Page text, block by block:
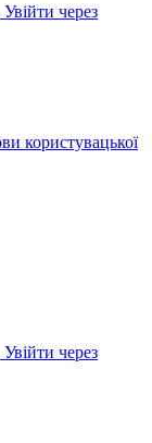
Увійти через
користувацької
Увійти через